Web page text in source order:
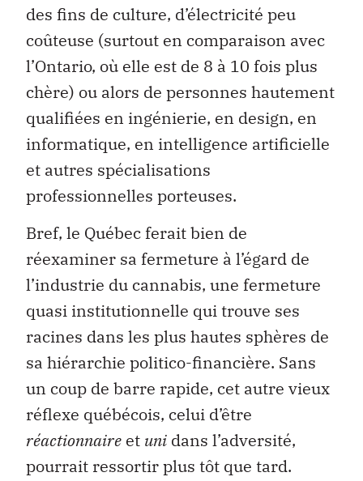
des fins de culture, d’électricité peu
coûteuse (surtout en comparaison avec
l’Ontario, où elle est de 8 à 10 fois plus
chère) ou alors de personnes hautement
qualifiées en ingénierie, en design, en
informatique, en intelligence artificielle
et autres spécialisations
professionnelles porteuses.
Bref, le Québec ferait bien de
réexaminer sa fermeture à l’égard de
l’industrie du cannabis, une fermeture
quasi institutionnelle qui trouve ses
racines dans les plus hautes sphères de
sa hiérarchie politico-financière. Sans
un coup de barre rapide, cet autre vieux
réflexe québécois, celui d’être
réactionnaire et uni dans l’adversité,
pourrait ressortir plus tôt que tard.